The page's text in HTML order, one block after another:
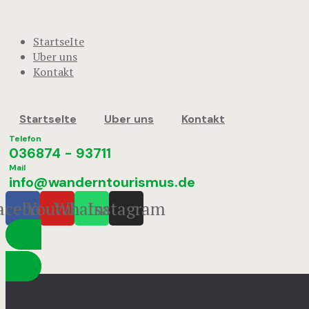
StartseIte
Uber uns
Kontakt
StartseIte Uber uns Kontakt
Telefon
036874 - 93711
Mail
info@wanderntourismus.de
Youtube
Whatsapp
Instagram